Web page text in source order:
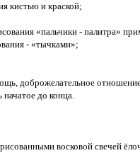
кистью и краской;
«пальчики - палитра»
- «тычками»;
доброжелательное
до конца.
восковой свечей